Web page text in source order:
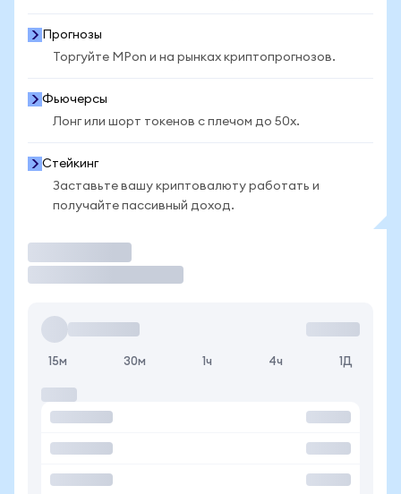
Прогнозы
Торгуйте MPon и на рынках криптопрогнозов.
Фьючерсы
Лонг или шорт токенов с плечом до 50x.
Стейкинг
Заставьте вашу криптовалюту работать и
получайте пассивный доход.
15м 30м 1ч 4ч 1Д